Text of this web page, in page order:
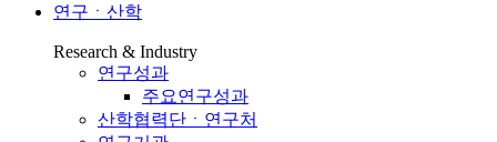
연구ㆍ산학
Research & Industry
연구성과
주요연구성과
산학협력단ㆍ연구처